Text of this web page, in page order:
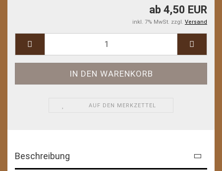
ab 4,50 EUR
inkl. 7% MwSt. zzgl. Versand
AUF DEN MERKZETTEL
Beschreibung